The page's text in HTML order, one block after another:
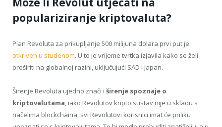
populariziranje kriptovaluta?
Plan Revoluta za prikupljanje 500 milijuna dolara prvi put je
otkriven u studenom. U to je vrijeme tvrtka izjavila kako se želi
proširiti na globalnoj razini, uključujući SAD i Japan.
Širenje Revoluta ujedno znači i širenje spoznaje o
kriptovalutama, iako Revolutov kripto sustav nije u skladu s
načelima blockchaina, svi Revolutovi korisnici imat će priliku